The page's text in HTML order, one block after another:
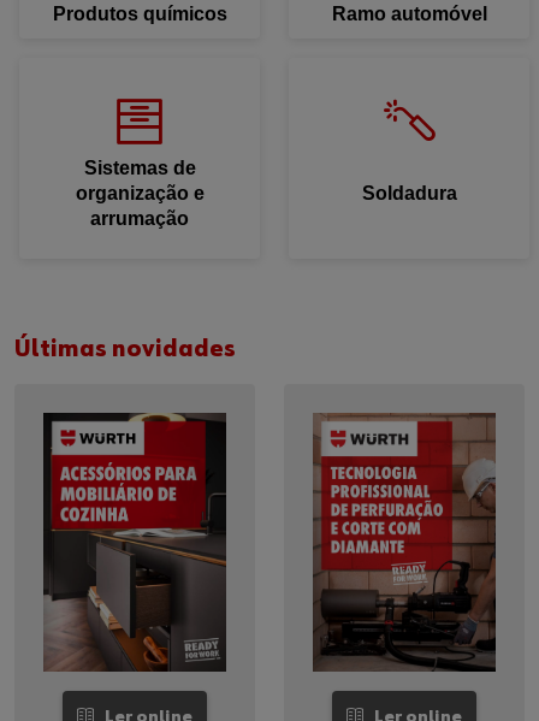
Produtos químicos Ramo automóvel
Sistemas de
organização e
arrumação
Soldadura
Últimas novidades
Ler online Ler online